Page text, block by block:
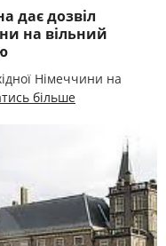
дає дозвіл
на вільний
Німеччини на
більше